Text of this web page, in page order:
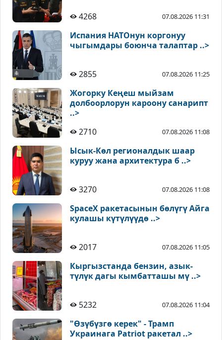
4268 07.08.2026 11:31
Испания НАТОнун коргонуу
чыгымдары боюнча талаптар ..>
2855 07.08.2026 11:25
Жогорку Кеңеш мыйзам
долбоорлорун кароону санарипт
..>
2710
07.08.2026 11:08
Ысык-Көл регионалдык шаар
куруу жана архитектура б ..>
3270 07.08.2026 11:08
SpaceX ракетасынын бөлүгү Айга
кулашы күтүлүүдө ..>
2017 07.08.2026 11:05
Кыргызстанда бензин, азык-
түлүк дагы кымбатташы мү ..>
5232 07.08.2026 11:04
"Өзүбүзгө керек" - Трамп
Украинага Patriot ракетал ..>